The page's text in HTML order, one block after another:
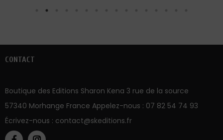
CONTACT
Boutique des Editions Sharon Kena 3 rue de la source
57340 Morhange France Appelez-nous : 07 82 54 74 93
Écrivez-nous : contact@skeditions.fr